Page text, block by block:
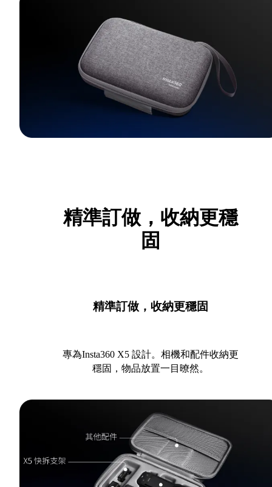
精準訂做，收納更穩
固
精準訂做，收納更穩固
專為Insta360 X5 設計。相機和配件收納更
穩固，物品放置一目暸然。